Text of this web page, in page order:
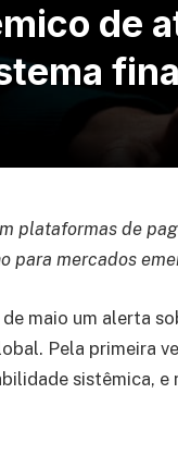
de
plataformas de
para mercados
maio um alerta
Pela primeira
sistêmica, e